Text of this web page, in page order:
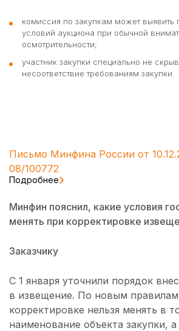
комиссия по закупкам может выявить
условий аукциона при обычной
осмотрительности;
участник закупки специально не
несоответствие требованиям закупки.
Письмо Минфина России от
08/100772
Подробнее
Минфин пояснил, какие условия
менять при корректировке
Заказчику
С 1 января уточнили порядок
в извещение. По новым правилам
корректировке нельзя менять в
наименование объекта закупки,